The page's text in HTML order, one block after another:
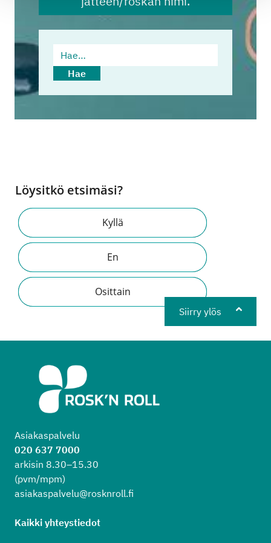
Hae…
Hae
Löysitkö etsimäsi?
Kyllä
En
Osittain
Siirry ylös
Asiakaspalvelu
020 637 7000
arkisin 8.30–15.30
(pvm/mpm)
asiakaspalvelu@rosknroll.fi
Kaikki yhteystiedot